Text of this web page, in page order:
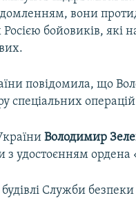
вони
бойовиків, які
повідомила, що
спеціальних
Володимир
з удостоєнням ордена
Служби